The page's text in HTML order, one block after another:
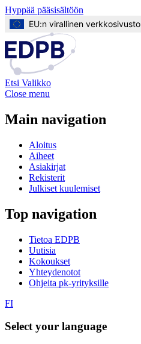
Hyppää pääsisältöön
EU:n virallinen verkkosivusto
Etsi Valikko
Close menu
Main navigation
Aloitus
Aiheet
Asiakirjat
Rekisterit
Julkiset kuulemiset
Top navigation
Tietoa EDPB
Uutisia
Kokoukset
Yhteydenotot
Ohjeita pk-yrityksille
FI
Select your language